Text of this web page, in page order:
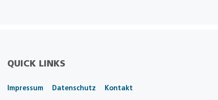
QUICK LINKS
Impressum Datenschutz Kontakt